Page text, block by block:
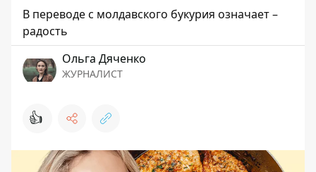
В переводе с молдавского букурия означает –
радость
Ольга Дяченко
ЖУРНАЛИСТ
👍